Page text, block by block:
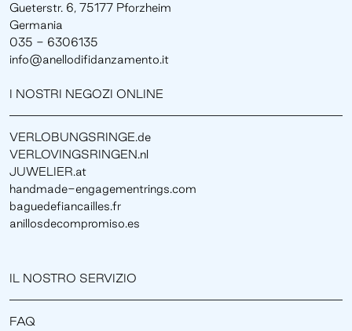
Gueterstr. 6, 75177 Pforzheim
Germania
035 - 6306135
info@anellodifidanzamento.it
I NOSTRI NEGOZI ONLINE
VERLOBUNGSRINGE.de
VERLOVINGSRINGEN.nl
JUWELIER.at
handmade-engagementrings.com
baguedefiancailles.fr
anillosdecompromiso.es
IL NOSTRO SERVIZIO
FAQ